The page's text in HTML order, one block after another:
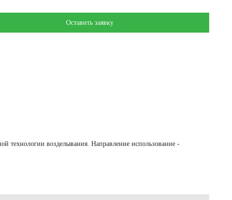
Оставить заявку
технологии возделывания. Направление использование -